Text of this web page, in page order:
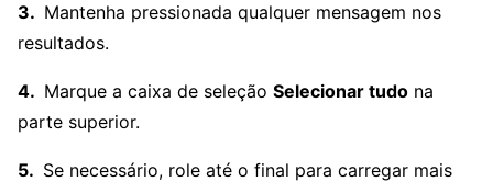
Mantenha pressionada qualquer mensagem nos
resultados.
Marque a caixa de seleção Selecionar tudo na
parte superior.
Se necessário, role até o final para carregar mais